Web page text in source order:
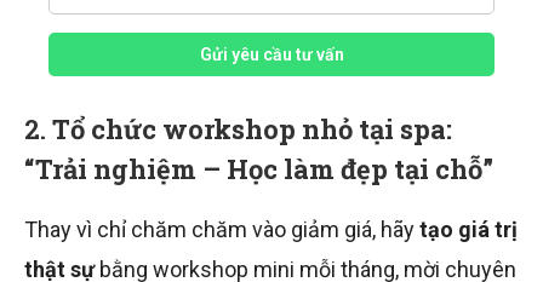
Gửi yêu cầu tư vấn
2. Tổ chức workshop nhỏ tại spa:
“Trải nghiệm – Học làm đẹp tại chỗ”
Thay vì chỉ chăm chăm vào giảm giá, hãytạo giá trị
thật sựbằng workshop mini mỗi tháng, mời chuyên